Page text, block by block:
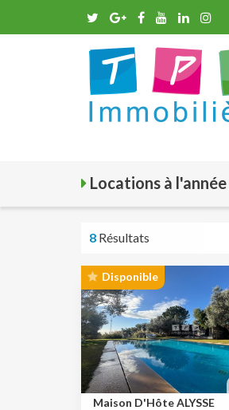
Locations à l'année
8 Résultats
Disponible
Maison D'Hôte ALYSSE